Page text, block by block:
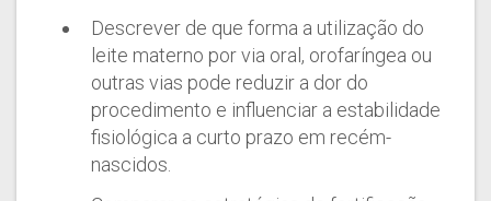
Descrever de que forma a utilização do
leite materno por via oral, orofaríngea ou
outras vias pode reduzir a dor do
procedimento e influenciar a estabilidade
fisiológica a curto prazo em recém-
nascidos.